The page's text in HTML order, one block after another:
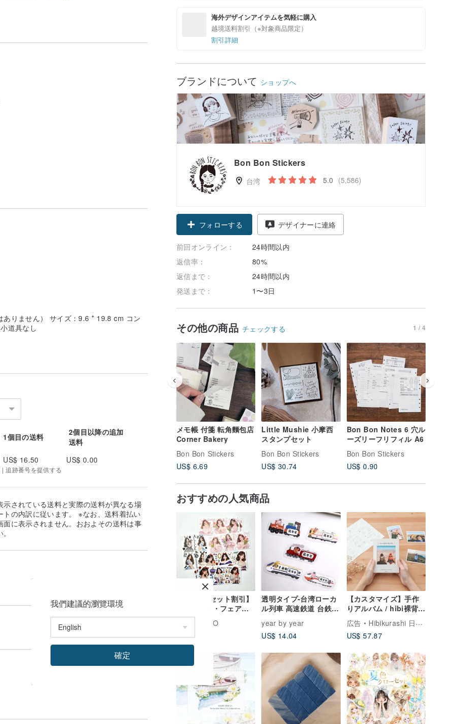
海外デザインアイテムを気軽に購入
越境送料割引（※対象商品限定）
割引詳細
ブランドについて ショップへ
Bon Bon Stickers
台湾 5.0 (5,586)
フォローする デザイナーに連絡
前回オンライン：
24時間以内
返信率：
80%
返信まで：
24時間以内
発送まで：
1〜3日
その他の商品 チェックする 1 / 4
メモ帳 付箋 転角麵包店
Corner Bakery
Bon Bon Stickers
US$ 6.69
Little Mushie 小摩西
スタンプセット
Bon Bon Stickers
US$ 30.74
Bon Bon Notes 6 穴ル
ーズリーフリフィル A6
Bon Bon Stickers
US$ 0.90
おすすめの人気商品
【5%OFFセット割引】
ビンテージ・フェアリ
ーテイル・ムード・キ
ャラクター 3種デザイ
ンステッカーセット
LOPO
US$ 7.94
透明タイプ-台湾ローカ
ル列車 高速鉄道 台鉄
カスタムネームシール
50枚
year by year
US$ 14.04
【カスタマイズ】手作
りアルバム / hibi裸背製
本フォトブック【シン
プル】 誕生日贈り物 記
念日贈り物 カップル ギ
広告
Hibikurashi 日々暮らし
US$ 57.87
ありません） サイズ：9.6 * 19.8 cm コン
道具なし
1個目の送料
2個目以降の追加
送料
US$ 16.50 US$ 0.00
追跡番号を提供する
されている送料と実際の送料が異なる場
の内訳に従います。 ※なお、送料着払い
に表示されません。おおよその送料は事
我們建議的瀏覽環境
確定